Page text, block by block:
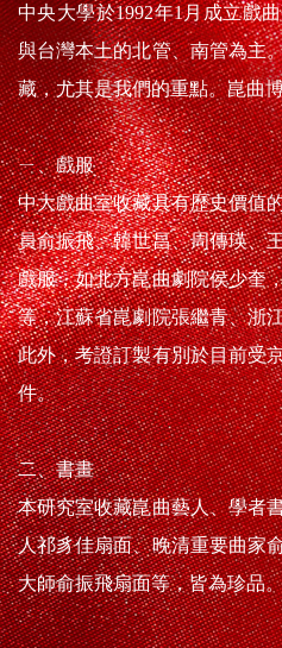
中央大學於1992年1月成立戲
與台灣本土的北管、南管為主
藏，尤其是我們的重點。崑曲
ㄧ、戲服
中大戲曲室收藏具有歷史價值
員俞振飛、韓世昌、周傳瑛、
戲服，如北方崑曲劇院侯少奎
等，江蘇省崑劇院張繼青、浙
此外，考證訂製有別於目前受
件。
二、書畫
本研究室收藏崑曲藝人、學者
人祁豸佳扇面、晚清重要曲家
大師俞振飛扇面等，皆為珍品